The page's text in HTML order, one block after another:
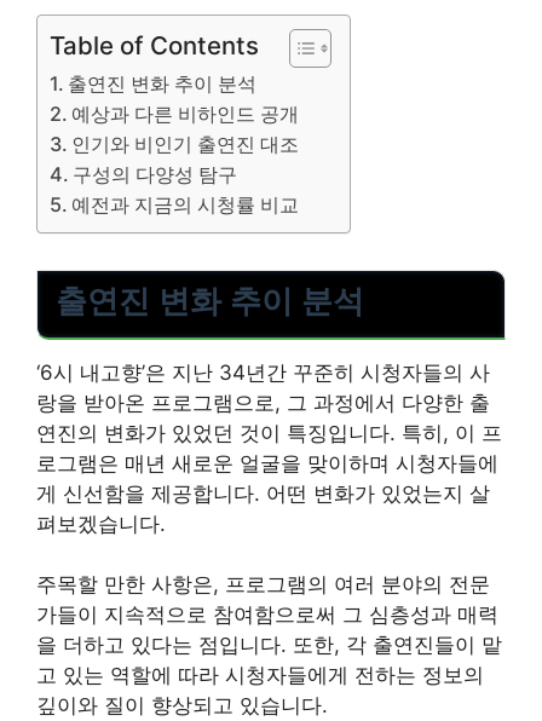
Table of Contents
출연진 변화 추이 분석
예상과 다른 비하인드 공개
인기와 비인기 출연진 대조
구성의 다양성 탐구
예전과 지금의 시청률 비교
출연진 변화 추이 분석
‘6시 내고향’은 지난 34년간 꾸준히 시청자들의 사
랑을 받아온 프로그램으로, 그 과정에서 다양한 출
연진의 변화가 있었던 것이 특징입니다. 특히, 이 프
로그램은 매년 새로운 얼굴을 맞이하며 시청자들에
게 신선함을 제공합니다. 어떤 변화가 있었는지 살
펴보겠습니다.
주목할 만한 사항은, 프로그램의 여러 분야의 전문
가들이 지속적으로 참여함으로써 그 심층성과 매력
을 더하고 있다는 점입니다. 또한, 각 출연진들이 맡
고 있는 역할에 따라 시청자들에게 전하는 정보의
깊이와 질이 향상되고 있습니다.